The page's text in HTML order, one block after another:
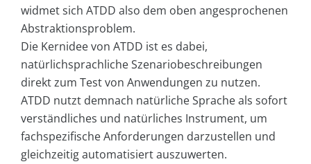
widmet sich ATDD also dem oben angesprochenen
Abstraktionsproblem.
Die Kernidee von ATDD ist es dabei,
natürlichsprachliche Szenariobeschreibungen
direkt zum Test von Anwendungen zu nutzen.
ATDD nutzt demnach natürliche Sprache als sofort
verständliches und natürliches Instrument, um
fachspezifische Anforderungen darzustellen und
gleichzeitig automatisiert auszuwerten.